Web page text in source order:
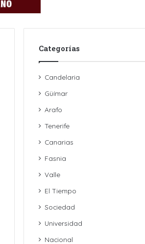
Categorías
Candelaria
Güímar
Arafo
Tenerife
Canarias
Fasnia
Valle
El Tiempo
Sociedad
Universidad
Nacional